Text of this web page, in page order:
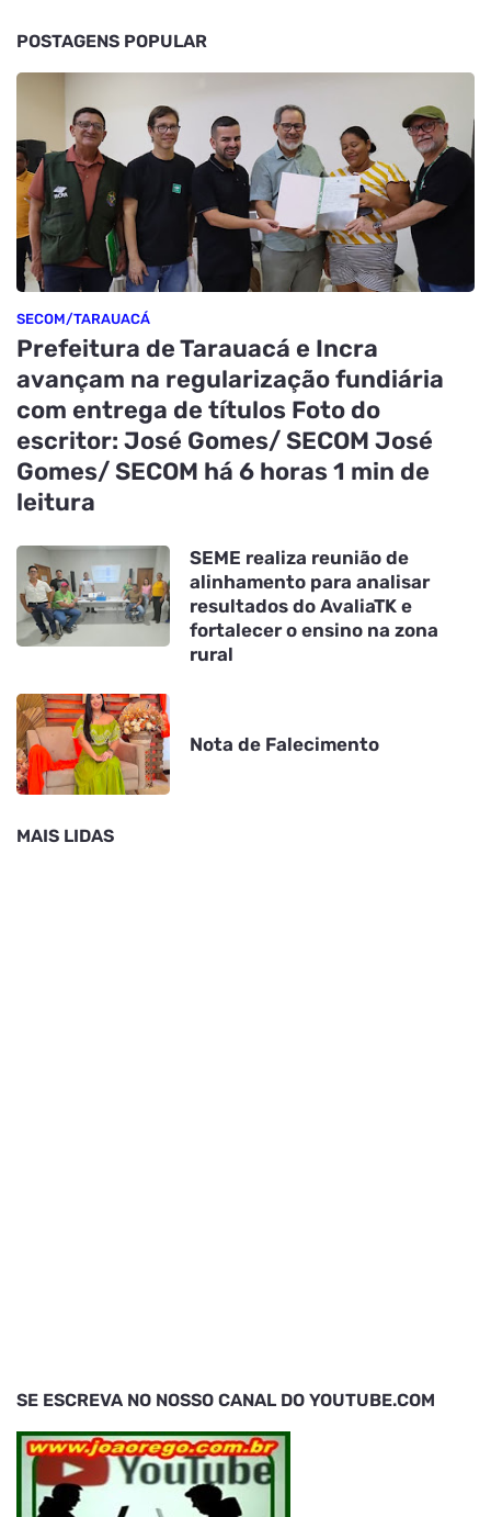
POSTAGENS POPULAR
SECOM/TARAUACÁ
Prefeitura de Tarauacá e Incra
avançam na regularização fundiária
com entrega de títulos Foto do
escritor: José Gomes/ SECOM José
Gomes/ SECOM há 6 horas 1 min de
leitura
SEME realiza reunião de
alinhamento para analisar
resultados do AvaliaTK e
fortalecer o ensino na zona
rural
Nota de Falecimento
MAIS LIDAS
SE ESCREVA NO NOSSO CANAL DO YOUTUBE.COM